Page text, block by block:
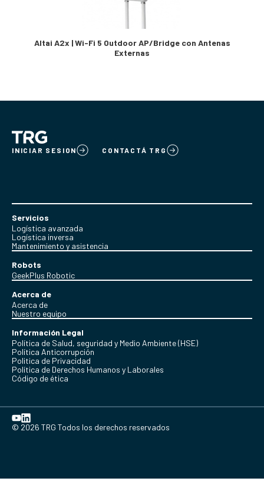
Altai A2x | Wi-Fi 5 Outdoor AP/Bridge con Antenas
Externas
INICIAR SESION CONTACTÁ TRG
Servicios
Logística avanzada
Logística inversa
Mantenimiento y asistencia
Robots
GeekPlus Robotic
Acerca de
Acerca de
Nuestro equipo
Información Legal
Política de Salud, seguridad y Medio Ambiente (HSE)
Política Anticorrupción
Politica de Privacidad
Política de Derechos Humanos y Laborales
Código de ética
© 2026 TRG Todos los derechos reservados